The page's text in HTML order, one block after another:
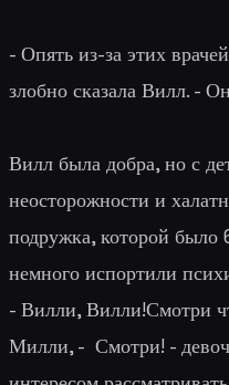
- Опять из-за этих
злобно сказала Вилл. -
Вилл была добра, но с
неосторожности и
подружка, которой было
немного испортили
- Вилли, Вилли!Смотри
Милли, - Смотри! -